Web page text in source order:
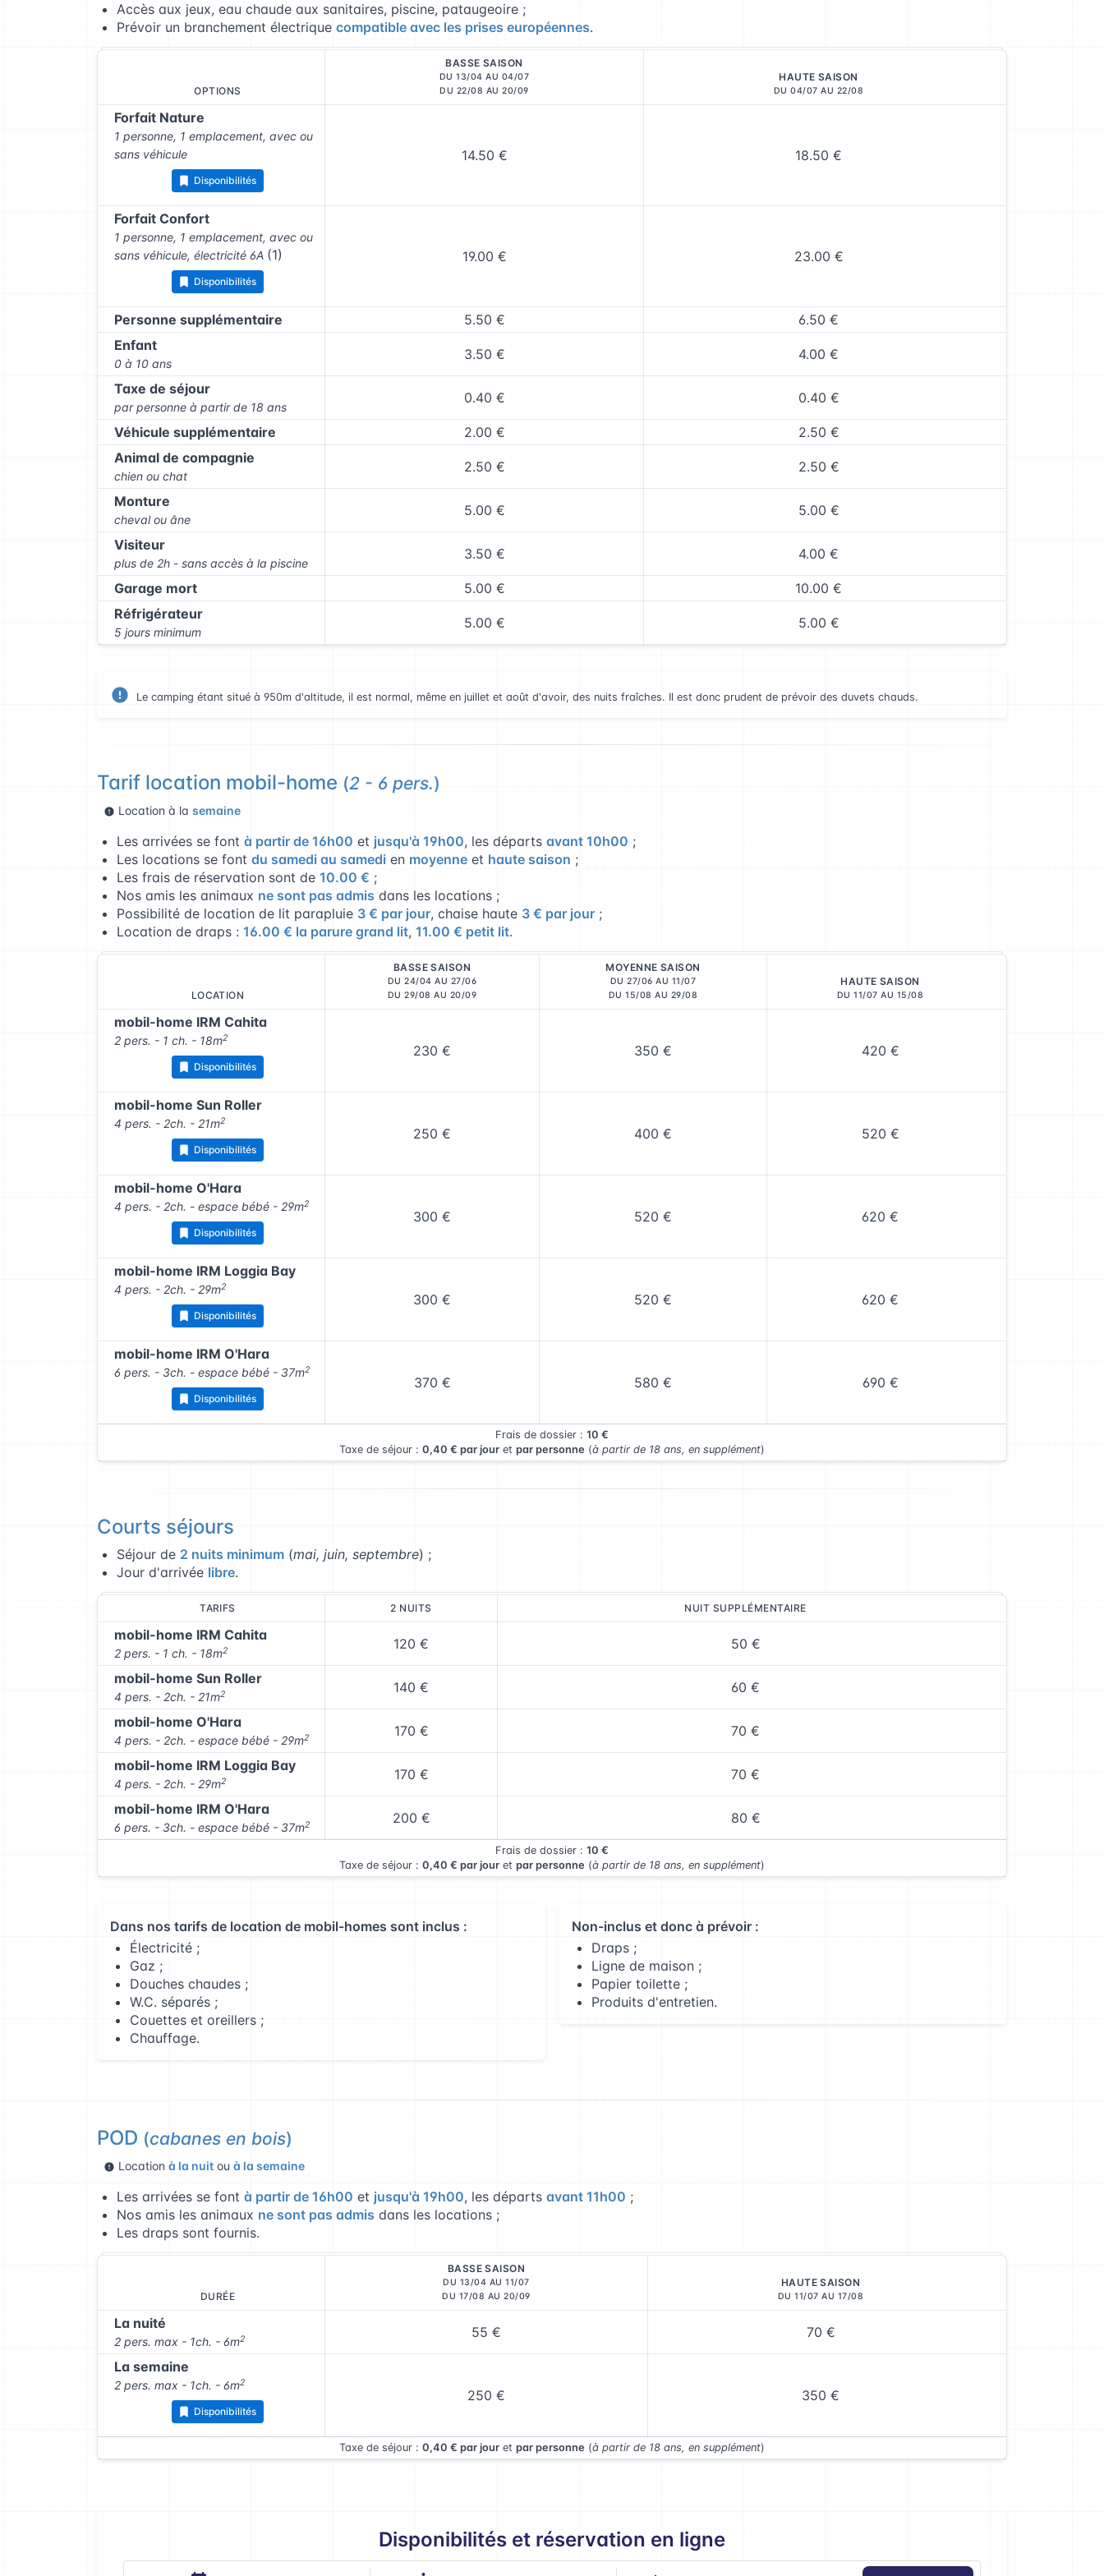
Accès aux jeux, eau chaude aux sanitaires, piscine, pataugeoire ;
Prévoir un branchement électrique compatible avec les prises européennes.
OPTIONS
BASSE SAISON
DU 13/04 AU 04/07
DU 22/08 AU 20/09
HAUTE SAISON
DU 04/07 AU 22/08
Forfait Nature
1 personne, 1 emplacement, avec ou
sans véhicule
Disponibilités
14.50 € 18.50 €
Forfait Confort
1 personne, 1 emplacement, avec ou
sans véhicule, électricité 6A (1)
Disponibilités
19.00 € 23.00 €
Personne supplémentaire 5.50 €
6.50 €
Enfant
0 à 10 ans
3.50 € 4.00 €
Taxe de séjour
par personne à partir de 18 ans
0.40 € 0.40 €
Véhicule supplémentaire 2.00 €
2.50 €
Animal de compagnie
chien ou chat
2.50 € 2.50 €
Monture
cheval ou âne
5.00 € 5.00 €
Visiteur
plus de 2h - sans accès à la piscine
3.50 € 4.00 €
Garage mort 5.00 €
10.00 €
Réfrigérateur
5 jours minimum
5.00 € 5.00 €
Le camping étant situé à 950m d'altitude, il est normal, même en juillet et août d'avoir, des nuits fraîches. Il est donc prudent de prévoir des duvets chauds.
Tarif location mobil-home (2 - 6 pers.)
Location à la semaine
Les arrivées se font à partir de 16h00 et jusqu'à 19h00, les départs avant 10h00 ;
Les locations se font du samedi au samedi en moyenne et haute saison ;
Les frais de réservation sont de 10.00 € ;
Nos amis les animaux ne sont pas admis dans les locations ;
Possibilité de location de lit parapluie 3 € par jour, chaise haute 3 € par jour ;
Location de draps : 16.00 € la parure grand lit, 11.00 € petit lit.
LOCATION
BASSE SAISON
DU 24/04 AU 27/06
DU 29/08 AU 20/09
MOYENNE SAISON
DU 27/06 AU 11/07
DU 15/08 AU 29/08
HAUTE SAISON
DU 11/07 AU 15/08
mobil-home IRM Cahita
2 pers. - 1 ch. - 18m2
Disponibilités
230 € 350 € 420 €
mobil-home Sun Roller
4 pers. - 2ch. - 21m2
Disponibilités
250 € 400 € 520 €
mobil-home O'Hara
4 pers. - 2ch. - espace bébé - 29m2
Disponibilités
300 € 520 € 620 €
mobil-home IRM Loggia Bay
4 pers. - 2ch. - 29m2
Disponibilités
300 € 520 € 620 €
mobil-home IRM O'Hara
6 pers. - 3ch. - espace bébé - 37m2
Disponibilités
370 € 580 € 690 €
Frais de dossier : 10 €
Taxe de séjour : 0,40 € par jour et par personne (à partir de 18 ans, en supplément)
Courts séjours
Séjour de 2 nuits minimum (mai, juin, septembre) ;
Jour d'arrivée libre.
TARIFS 2 NUITS NUIT SUPPLÉMENTAIRE
mobil-home IRM Cahita
2 pers. - 1 ch. - 18m2 120 € 50 €
mobil-home Sun Roller
4 pers. - 2ch. - 21m2 140 € 60 €
mobil-home O'Hara
4 pers. - 2ch. - espace bébé - 29m2 170 € 70 €
mobil-home IRM Loggia Bay
4 pers. - 2ch. - 29m2 170 € 70 €
mobil-home IRM O'Hara
6 pers. - 3ch. - espace bébé - 37m2 200 € 80 €
Frais de dossier : 10 €
Taxe de séjour : 0,40 € par jour et par personne (à partir de 18 ans, en supplément)
Dans nos tarifs de location de mobil-homes sont inclus :
Électricité ;
Gaz ;
Douches chaudes ;
W.C. séparés ;
Couettes et oreillers ;
Chauffage.
Non-inclus et donc à prévoir :
Draps ;
Ligne de maison ;
Papier toilette ;
Produits d'entretien.
POD (cabanes en bois)
Location à la nuit ou à la semaine
Les arrivées se font à partir de 16h00 et jusqu'à 19h00, les départs avant 11h00 ;
Nos amis les animaux ne sont pas admis dans les locations ;
Les draps sont fournis.
DURÉE
BASSE SAISON
DU 13/04 AU 11/07
DU 17/08 AU 20/09
HAUTE SAISON
DU 11/07 AU 17/08
La nuité
2 pers. max - 1ch. - 6m2 55 € 70 €
La semaine
2 pers. max - 1ch. - 6m2
Disponibilités
250 € 350 €
Taxe de séjour : 0,40 € par jour et par personne (à partir de 18 ans, en supplément)
Disponibilités et réservation en ligne